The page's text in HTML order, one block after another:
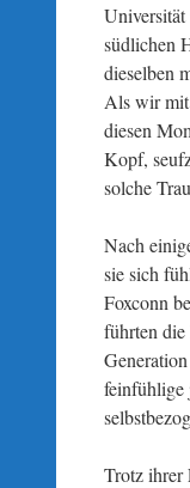
Universität
südlichen
dieselben
Als wir
diesen
Kopf,
solche
Nach
sie sich
Foxconn
führten die
feinfühlige
Trotz ihrer